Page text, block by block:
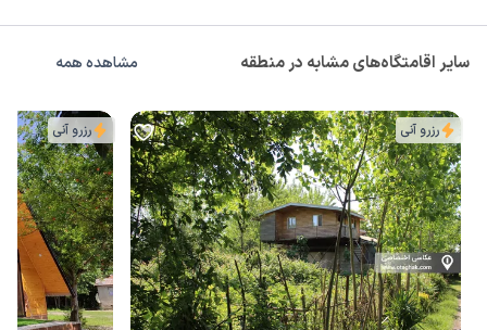
سایر اقامتگاه‌های مشابه در منطقه مشاهده همه
رزرو آنی رزرو آنی